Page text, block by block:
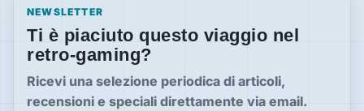
NEWSLETTER
Ti è piaciuto questo viaggio nel
retro-gaming?
Ricevi una selezione periodica di articoli,
recensioni e speciali direttamente via email.